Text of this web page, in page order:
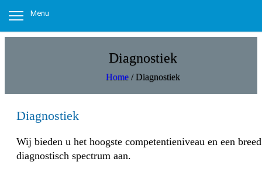
Diagnostiek
Home /Diagnostiek
Diagnostiek
Wij bieden u het hoogste competentieniveau en een breed
diagnostisch spectrum aan.
Menu